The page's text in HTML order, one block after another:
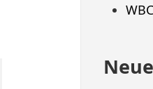
WBC